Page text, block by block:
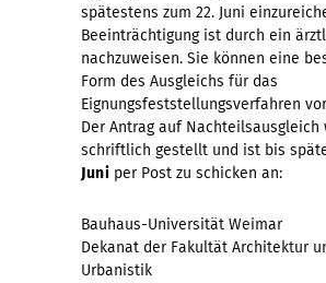
spätestens zum 22. Juni
Beeinträchtigung ist durch ein
nachzuweisen. Sie können eine
Form des Ausgleichs für das
Eignungsfeststellungsverfahren
Der Antrag auf Nachteilsausgleich
schriftlich gestellt und ist bis
Juni per Post zu schicken an:
Bauhaus-Universität Weimar
Dekanat der Fakultät Architektur
Urbanistik